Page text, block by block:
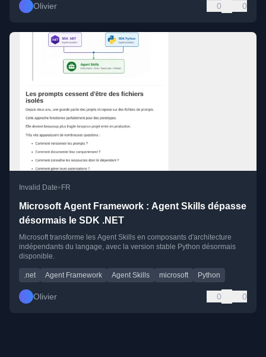
Olivier 0 0
Invalid Date• FR
Microsoft Agent Framework : Agent Skills dépasse
désormais le SDK .NET
Microsoft transforme les Agent Skills en composants d'architecture
indépendants du langage, avec la version stable Python désormais
disponible.
.net Agent Framework Agent Skills microsoft Python
Olivier 0 0